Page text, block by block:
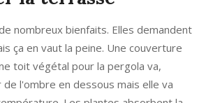
nombreux bienfaits. Elles demandent
ça en vaut la peine. Une couverture
toit végétal pour la pergola va,
l'ombre en dessous mais elle va